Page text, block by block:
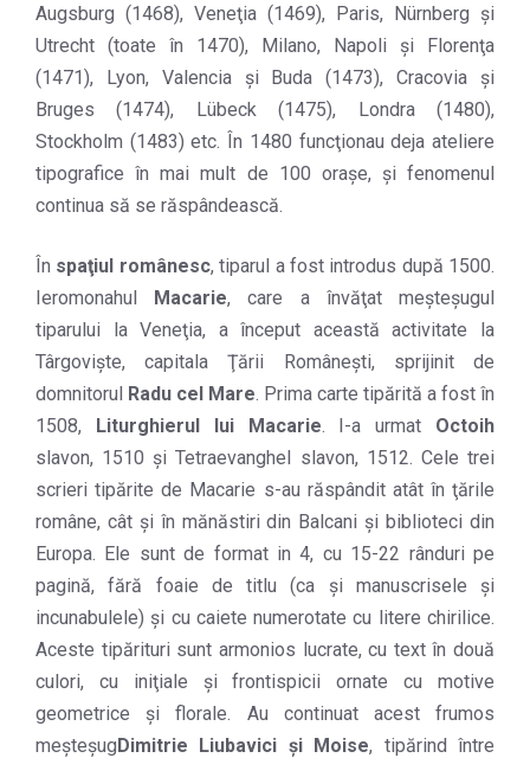
Augsburg (1468), Veneţia (1469), Paris, Nürnberg şi
Utrecht (toate în 1470), Milano, Napoli şi Florenţa
(1471), Lyon, Valencia şi Buda (1473), Cracovia şi
Bruges (1474), Lübeck (1475), Londra (1480),
Stockholm (1483) etc. În 1480 funcţionau deja ateliere
tipografice în mai mult de 100 oraşe, şi fenomenul
continua să se răspândească.
În spaţiul românesc, tiparul a fost introdus după 1500.
Ieromonahul Macarie, care a învăţat meşteşugul
tiparului la Veneţia, a început această activitate la
Târgovişte, capitala Ţării Româneşti, sprijinit de
domnitorul Radu cel Mare . Prima carte tipărită a fost în
1508, Liturghierul lui Macarie . I-a urmat Octoih
slavon, 1510 şi Tetraevanghel slavon, 1512. Cele trei
scrieri tipărite de Macarie s-au răspândit atât în ţările
române, cât şi în mănăstiri din Balcani şi biblioteci din
Europa. Ele sunt de format in 4, cu 15-22 rânduri pe
pagină, fără foaie de titlu (ca şi manuscrisele şi
incunabulele) şi cu caiete numerotate cu litere chirilice.
Aceste tipărituri sunt armonios lucrate, cu text în două
culori, cu iniţiale şi frontispicii ornate cu motive
geometrice şi florale. Au continuat acest frumos
meşteşugDimitrie Liubavici şi Moise, tipărind între